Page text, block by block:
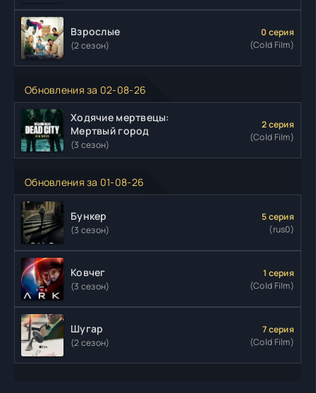
Взрослые
(2 сезон)
0 серия
(Cold Film)
Обновления за 02-08-26
Ходячие мертвецы:
Мертвый город
(3 сезон)
2 серия
(Cold Film)
Обновления за 01-08-26
Бункер
(3 сезон)
5 серия
(rus0)
Ковчег
(3 сезон)
1 серия
(Cold Film)
Шугар
(2 сезон)
7 серия
(Cold Film)